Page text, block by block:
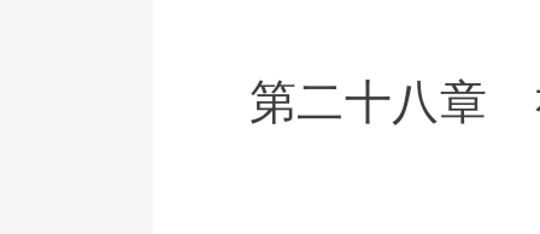
第二十八章